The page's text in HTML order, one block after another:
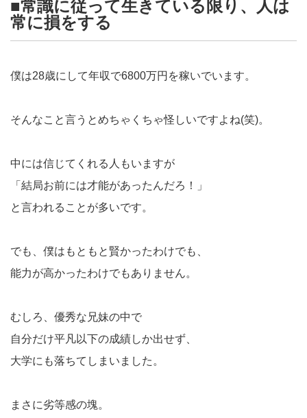
■常識に従って生きている限り、人は
常に損をする
僕は28歳にして年収で6800万円を稼いでいます。
そんなこと言うとめちゃくちゃ怪しいですよね(笑)。
中には信じてくれる人もいますが
「結局お前には才能があったんだろ！」
と言われることが多いです。
でも、僕はもともと賢かったわけでも、
能力が高かったわけでもありません。
むしろ、優秀な兄妹の中で
自分だけ平凡以下の成績しか出せず、
大学にも落ちてしまいました。
まさに劣等感の塊。